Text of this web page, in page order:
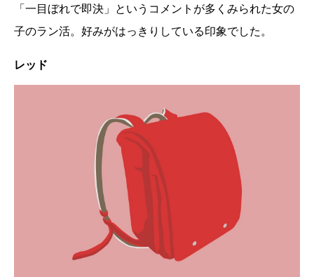
「一目ぼれで即決」というコメントが多くみられた女の
子のラン活。好みがはっきりしている印象でした。
レッド